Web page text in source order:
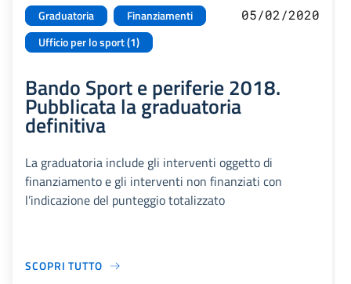
Graduatoria
Finanziamenti
Ufficio per lo sport (1)
05/02/2020
Bando Sport e periferie 2018.
Pubblicata la graduatoria
definitiva
La graduatoria include gli interventi oggetto di
finanziamento e gli interventi non finanziati con
l’indicazione del punteggio totalizzato
SCOPRI TUTTO